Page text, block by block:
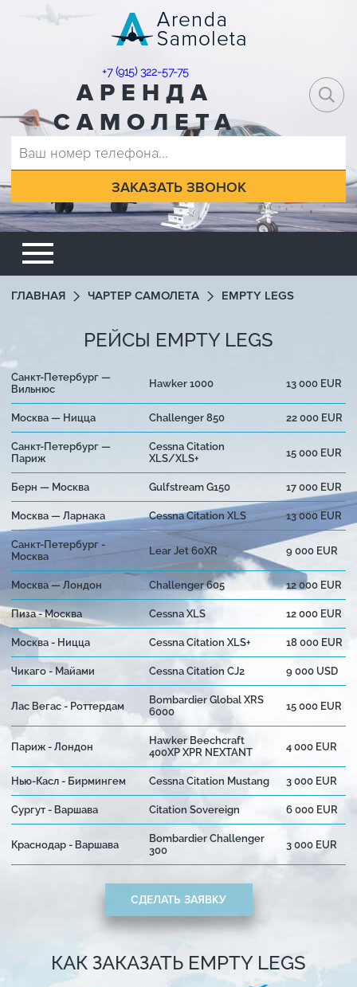
+7 (915) 322-57-75
АРЕНДА
САМОЛЕТА
ГЛАВНАЯ ЧАРТЕР САМОЛЕТА EMPTY LEGS
РЕЙСЫ EMPTY LEGS
Санкт-Петербург —
Вильнюс
Hawker 1000 13 000 EUR
Москва — Ницца Challenger 850 22 000 EUR
Санкт-Петербург —
Париж
Cessna Citation
XLS/XLS+
15 000 EUR
Берн — Москва Gulfstream G150 17 000 EUR
Москва — Ларнака Cessna Citation XLS 13 000 EUR
Санкт-Петербург -
Москва
Lear Jet 60XR 9 000 EUR
Москва — Лондон Challenger 605 12 000 EUR
Пиза - Москва Cessna XLS 12 000 EUR
Москва - Ницца Cessna Citation XLS+ 18 000 EUR
Чикаго - Майами Cessna Citation CJ2 9 000 USD
Лас Вегас - Роттердам
Bombardier Global XRS
6000
15 000 EUR
Париж - Лондон
Hawker Beechcraft
400XP XPR NEXTANT
4 000 EUR
Нью-Касл - Бирмингем Cessna Citation Mustang 3 000 EUR
Сургут - Варшава Citation Sovereign 6 000 EUR
Краснодар - Варшава
Bombardier Challenger
300
3 000 EUR
СДЕЛАТЬ ЗАЯВКУ
КАК ЗАКАЗАТЬ EMPTY LEGS